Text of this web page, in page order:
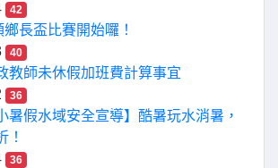
42
長盃比賽開始囉！
40
教師未休假加班費計算事宜
36
暑假水域安全宣導】酷暑玩水消暑，
！
36